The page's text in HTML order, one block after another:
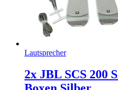
Lautsprecher
2x JBL SCS 200